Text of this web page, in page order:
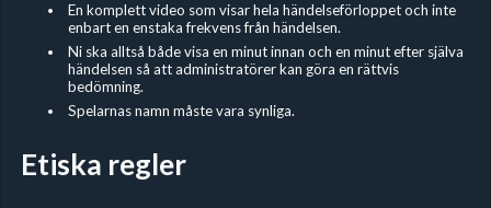
En komplett video som visar hela händelseförloppet och inte
enbart en enstaka frekvens från händelsen.
Ni ska alltså både visa en minut innan och en minut efter själva
händelsen så att administratörer kan göra en rättvis
bedömning.
Spelarnas namn måste vara synliga.
Etiska regler